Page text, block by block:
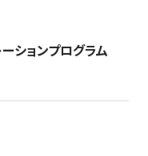
ションプログラム